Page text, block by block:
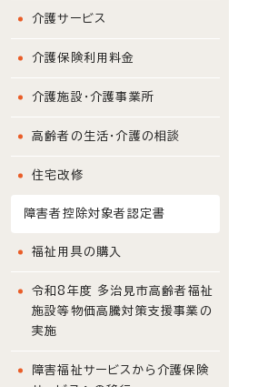
介護サービス
介護保険利用料金
介護施設・介護事業所
高齢者の生活・介護の相談
住宅改修
障害者控除対象者認定書
福祉用具の購入
令和8年度 多治見市高齢者福祉
施設等物価高騰対策支援事業の
実施
障害福祉サービスから介護保険